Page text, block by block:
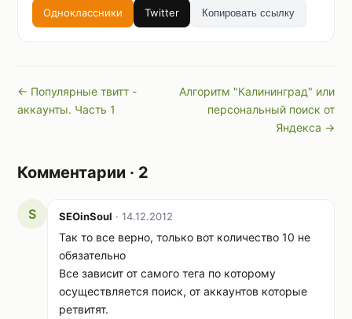
Одноклассники Twitter Копировать ссылку
← Популярные твитт -
аккаунты. Часть 1
Алгоритм "Калининград" или
персональный поиск от
Яндекса →
Комментарии · 2
S SEOinSoul · 14.12.2012
Так то все верно, только вот количество 10 не
обязательно
Все зависит от самого тега по которому
осуществляется поиск, от аккаунтов которые
ретвитят.